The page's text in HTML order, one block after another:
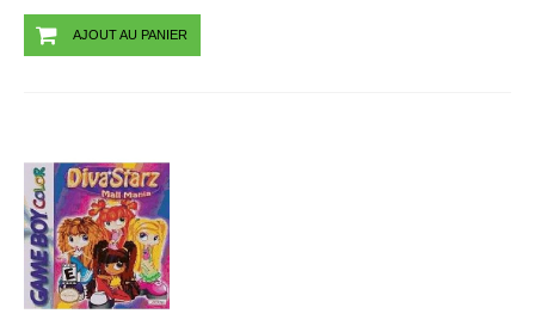
AJOUT AU PANIER